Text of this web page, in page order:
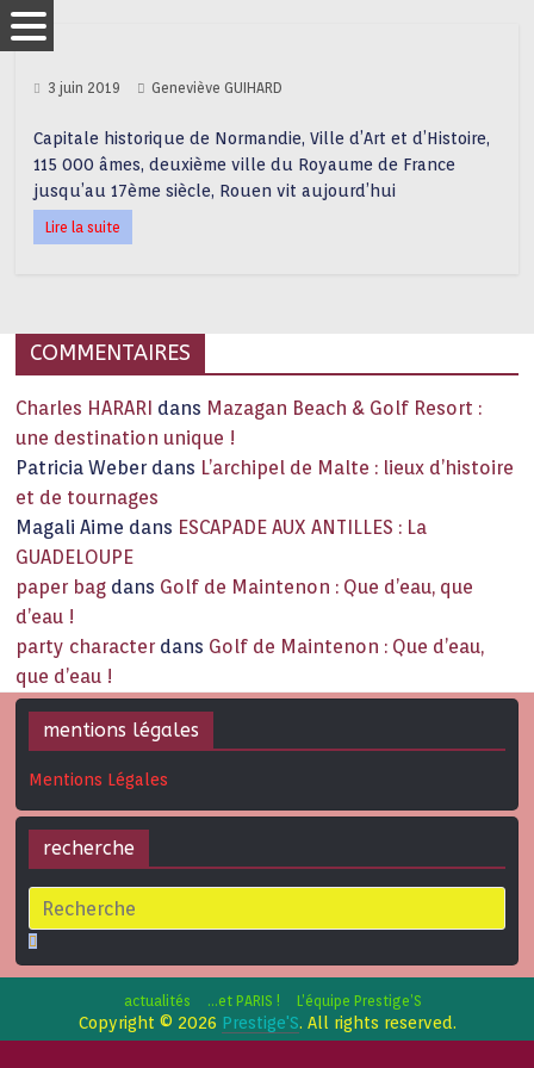
3 juin 2019 Geneviève GUIHARD
Capitale historique de Normandie, Ville d’Art et d’Histoire,
115 000 âmes, deuxième ville du Royaume de France
jusqu’au 17ème siècle, Rouen vit aujourd’hui
Lire la suite
COMMENTAIRES
Charles HARARI dans Mazagan Beach & Golf Resort :
une destination unique !
Patricia Weber dans L’archipel de Malte : lieux d’histoire
et de tournages
Magali Aime dans ESCAPADE AUX ANTILLES : La
GUADELOUPE
paper bag dans Golf de Maintenon : Que d’eau, que
d’eau !
party character dans Golf de Maintenon : Que d’eau,
que d’eau !
mentions légales
Mentions Légales
recherche
actualités …et PARIS ! L’équipe Prestige’S
Copyright © 2026 Prestige'S. All rights reserved.